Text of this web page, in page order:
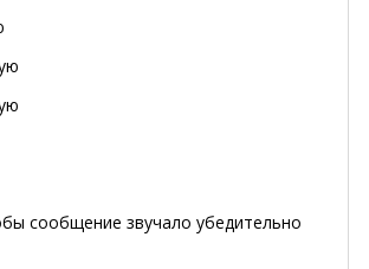
сообщение звучало убедительно